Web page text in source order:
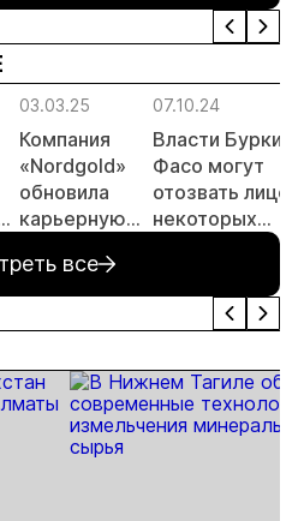
России»
году
03.03.25
Компания
«Nordgold»
обновила
карьерную
для молодых
специалистов
07.10.24
Власти
Фасо могут
отозвать
некоторых
компаний
все